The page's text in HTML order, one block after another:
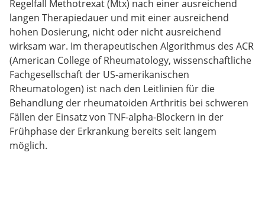
Regelfall Methotrexat (Mtx) nach einer ausreichend
langen Therapiedauer und mit einer ausreichend
hohen Dosierung, nicht oder nicht ausreichend
wirksam war. Im therapeutischen Algorithmus des ACR
(American College of Rheumatology, wissenschaftliche
Fachgesellschaft der US-amerikanischen
Rheumatologen) ist nach den Leitlinien für die
Behandlung der rheumatoiden Arthritis bei schweren
Fällen der Einsatz von TNF-alpha-Blockern in der
Frühphase der Erkrankung bereits seit langem
möglich.